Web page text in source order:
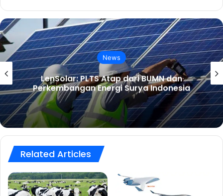
News
LenSolar: PLTS Atap dari BUMN dan
Perkembangan Energi Surya Indonesia
Related Articles